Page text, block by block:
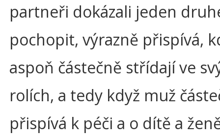
partneři dokázali jeden
pochopit, výrazně přispívá,
aspoň částečně střídají ve
rolích, a tedy když muž
přispívá k péči a o dítě a